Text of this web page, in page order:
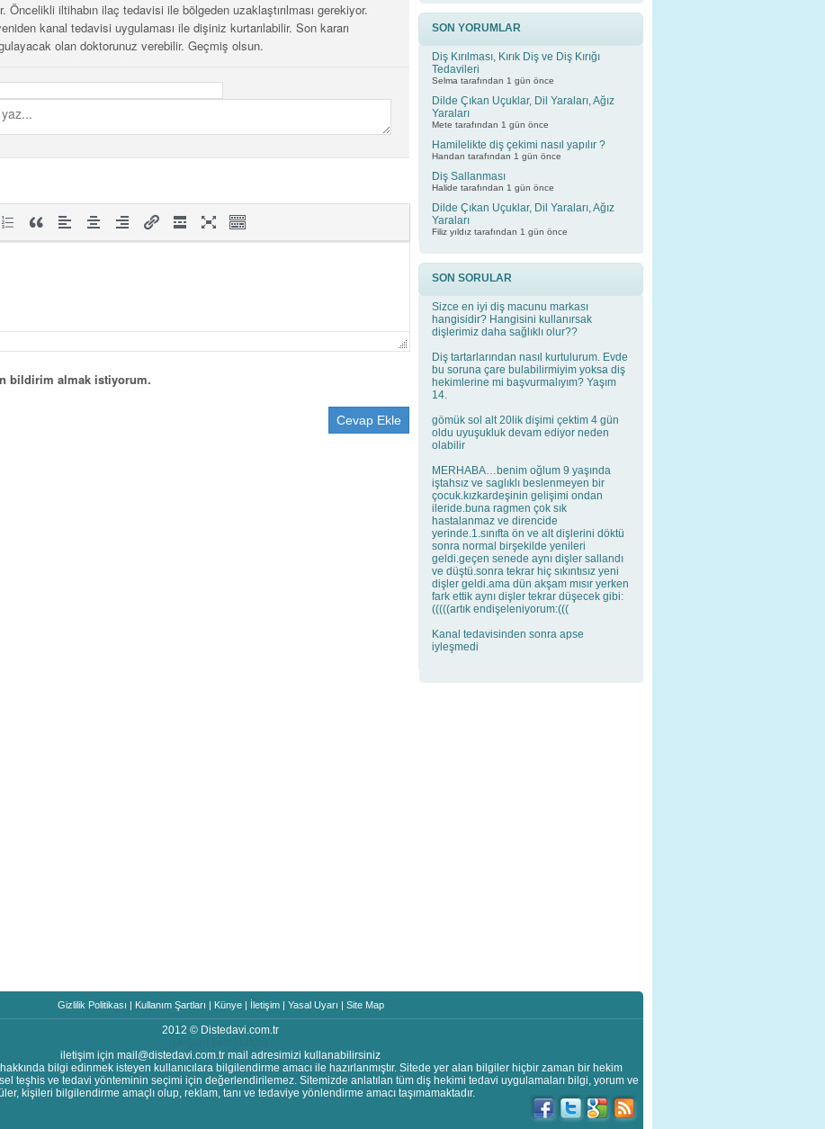
Öncelikli iltihabın ilaç tedavisi ile bölgeden uzaklaştırılması gerekiyor.
kanal tedavisi uygulaması ile dişiniz kurtarılabilir. Son kararı
olan doktorunuz verebilir. Geçmiş olsun.
bildirim almak istiyorum.
SON YORUMLAR
Diş Kırılması, Kırık Diş ve Diş Kırığı
Tedavileri
Selma tarafından 1 gün önce
Dilde Çıkan Uçuklar, Dil Yaraları, Ağız
Yaraları
Mete tarafından 1 gün önce
Hamilelikte diş çekimi nasıl yapılır ?
Handan tarafından 1 gün önce
Diş Sallanması
Halide tarafından 1 gün önce
Dilde Çıkan Uçuklar, Dil Yaraları, Ağız
Yaraları
Filiz yıldız tarafından 1 gün önce
SON SORULAR
Sizce en iyi diş macunu markası
hangisidir? Hangisini kullanırsak
dişlerimiz daha sağlıklı olur??
Diş tartarlarından nasıl kurtulurum. Evde
bu soruna çare bulabilirmiyim yoksa diş
hekimlerine mi başvurmalıyım? Yaşım
14.
gömük sol alt 20lik dişimi çektim 4 gün
oldu uyuşukluk devam ediyor neden
olabilir
MERHABA…benim oğlum 9 yaşında
iştahsız ve saglıklı beslenmeyen bir
çocuk.kızkardeşinin gelişimi ondan
ileride.buna ragmen çok sık
hastalanmaz ve direncide
yerinde.1.sınıfta ön ve alt dişlerini döktü
sonra normal birşekilde yenileri
geldi.geçen senede aynı dişler sallandı
ve düştü.sonra tekrar hiç sıkıntısız yeni
dişler geldi.ama dün akşam mısır yerken
fark ettik aynı dişler tekrar düşecek gibi:
(((((artık endişeleniyorum:(((
Kanal tedavisinden sonra apse
iyleşmedi
Gizlilik Politikası | Kullanım Şartları | Künye| İletişim| Yasal Uyarı | Site Map
2012 © Distedavi.com.tr
iletişim için mail@distedavi.com.tr mail adresimizi kullanabilirsiniz
bilgi edinmek isteyen kullanıcılara bilgilendirme amacı ile hazırlanmıştır. Sitede yer alan bilgiler hiçbir zaman bir hekim
teşhis ve tedavi yönteminin seçimi için değerlendirilemez. Sitemizde anlatılan tüm diş hekimi tedavi uygulamaları bilgi, yorum ve
kişileri bilgilendirme amaçlı olup, reklam, tanı ve tedaviye yönlendirme amacı taşımamaktadır.